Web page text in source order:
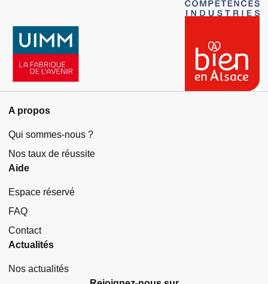
A propos
Qui sommes-nous ?
Nos taux de réussite
Aide
Espace réservé
FAQ
Contact
Actualités
Nos actualités